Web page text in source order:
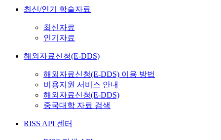
최신/인기 학술자료
최신자료
인기자료
해외자료신청(E-DDS)
해외자료신청(E-DDS) 이용 방법
비용지원 서비스 안내
해외자료신청(E-DDS)
중국대학 자료 검색
RISS API 센터